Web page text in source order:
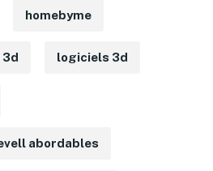
homebyme
3d logiciels 3d
abordables